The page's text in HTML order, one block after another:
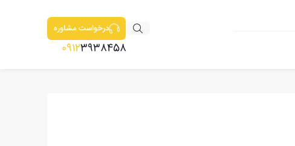
درخواست مشاوره
09123938458